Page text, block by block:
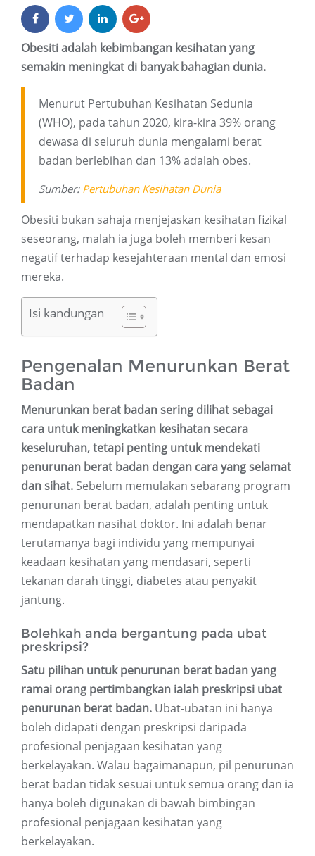
Obesiti adalah kebimbangan kesihatan yang
semakin meningkat di banyak bahagian dunia.
Menurut Pertubuhan Kesihatan Sedunia
(WHO), pada tahun 2020, kira-kira 39% orang
dewasa di seluruh dunia mengalami berat
badan berlebihan dan 13% adalah obes.
Sumber: Pertubuhan Kesihatan Dunia
Obesiti bukan sahaja menjejaskan kesihatan fizikal
seseorang, malah ia juga boleh memberi kesan
negatif terhadap kesejahteraan mental dan emosi
mereka.
Isi kandungan
Pengenalan Menurunkan Berat
Badan
Menurunkan berat badan sering dilihat sebagai
cara untuk meningkatkan kesihatan secara
keseluruhan, tetapi penting untuk mendekati
penurunan berat badan dengan cara yang selamat
dan sihat. Sebelum memulakan sebarang program
penurunan berat badan, adalah penting untuk
mendapatkan nasihat doktor. Ini adalah benar
terutamanya bagi individu yang mempunyai
keadaan kesihatan yang mendasari, seperti
tekanan darah tinggi, diabetes atau penyakit
jantung.
Bolehkah anda bergantung pada ubat
preskripsi?
Satu pilihan untuk penurunan berat badan yang
ramai orang pertimbangkan ialah preskripsi ubat
penurunan berat badan. Ubat-ubatan ini hanya
boleh didapati dengan preskripsi daripada
profesional penjagaan kesihatan yang
berkelayakan. Walau bagaimanapun, pil penurunan
berat badan tidak sesuai untuk semua orang dan ia
hanya boleh digunakan di bawah bimbingan
profesional penjagaan kesihatan yang
berkelayakan.